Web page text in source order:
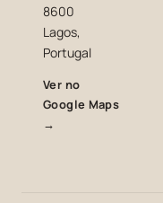
8600
Lagos,
Portugal
Ver no
Google Maps
→